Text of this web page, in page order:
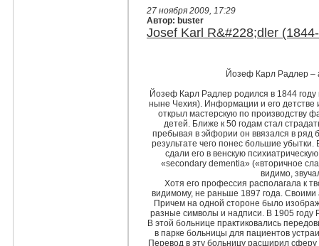
27 ноября 2009, 17:29
Автор: buster
Josef Karl R&#228;dler
Йозеф Карл Радлер –
Йозеф Карл Радлер родился в 1844 году
ныне Чехия). Информации и его детстве
открыл мастерскую по производству
детей. Ближе к 50 годам стал
пребывая в эйфории он ввязался в ряд
результате чего понес большие убытки.
сдали его в венскую
«secondary dementia» («вторичное
видимо,
Хотя его профессия располагала к
видимому, не раньше 1897 года. Своими
Причем на одной стороне было
разные символы и надписи. В 1905 году
В этой больнице практиковались
в парке больницы для пациентов
Перевод в эту больницу расширил